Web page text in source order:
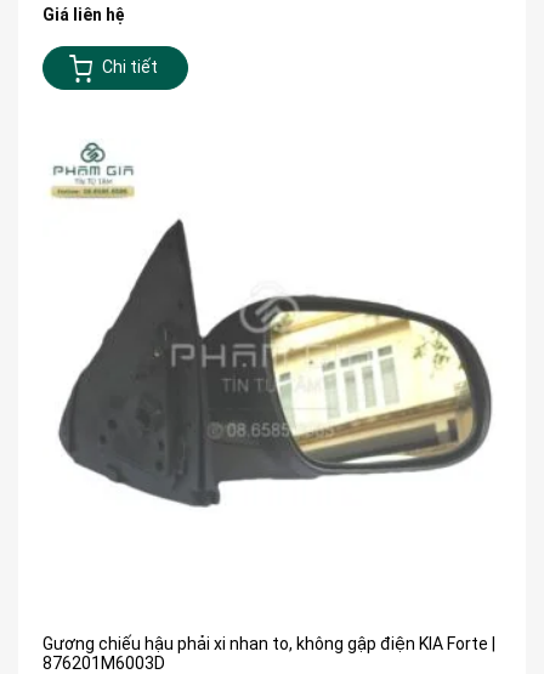
Giá liên hệ
Chi tiết
Gương chiếu hậu phải xi nhan to, không gập điện KIA Forte |
876201M6003D